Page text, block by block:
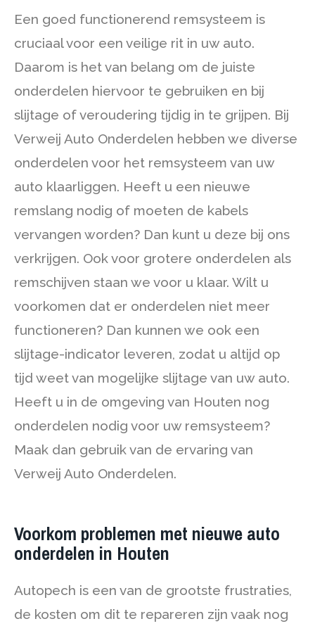
Een goed functionerend remsysteem is
cruciaal voor een veilige rit in uw auto.
Daarom is het van belang om de juiste
onderdelen hiervoor te gebruiken en bij
slijtage of veroudering tijdig in te grijpen. Bij
Verweij Auto Onderdelen hebben we diverse
onderdelen voor het remsysteem van uw
auto klaarliggen. Heeft u een nieuwe
remslang nodig of moeten de kabels
vervangen worden? Dan kunt u deze bij ons
verkrijgen. Ook voor grotere onderdelen als
remschijven staan we voor u klaar. Wilt u
voorkomen dat er onderdelen niet meer
functioneren? Dan kunnen we ook een
slijtage-indicator leveren, zodat u altijd op
tijd weet van mogelijke slijtage van uw auto.
Heeft u in de omgeving van Houten nog
onderdelen nodig voor uw remsysteem?
Maak dan gebruik van de ervaring van
Verweij Auto Onderdelen.
Voorkom problemen met nieuwe auto
onderdelen in Houten
Autopech is een van de grootste frustraties,
de kosten om dit te repareren zijn vaak nog